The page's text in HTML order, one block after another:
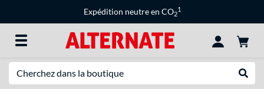
Expédition neutre en CO2
1